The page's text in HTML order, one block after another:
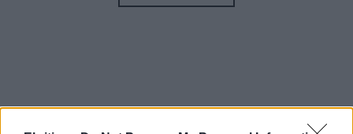
Σητεία: Ολονύχτια η μάχη των πυροσβεστών -